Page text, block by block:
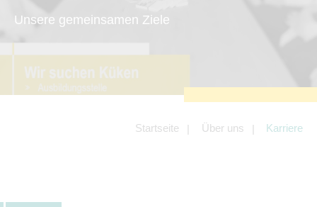
Unsere gemeinsamen Ziele
Startseite Über uns Karriere
zu optimieren. Hierzu gehört eine
bedarfsgerechte Gestaltung und
fortlaufende Verbesserung unseres
Angebotes einschließlich der
Angeboten von z.B. Facebook und